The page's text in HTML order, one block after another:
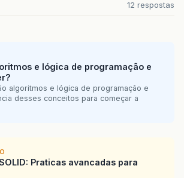
12 respostas
e lógica de programação e
algoritmos e lógica de programação e
desses conceitos para começar a
Praticas avancadas para